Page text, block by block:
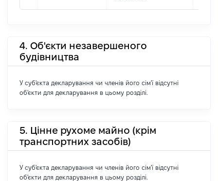
4. Об'єкти незавершеного
будівництва
У суб'єкта декларування чи членів його сім'ї відсутні
об'єкти для декларування в цьому розділі.
5. Цінне рухоме майно (крім
транспортних засобів)
У суб'єкта декларування чи членів його сім'ї відсутні
об'єкти для декларування в цьому розділі.